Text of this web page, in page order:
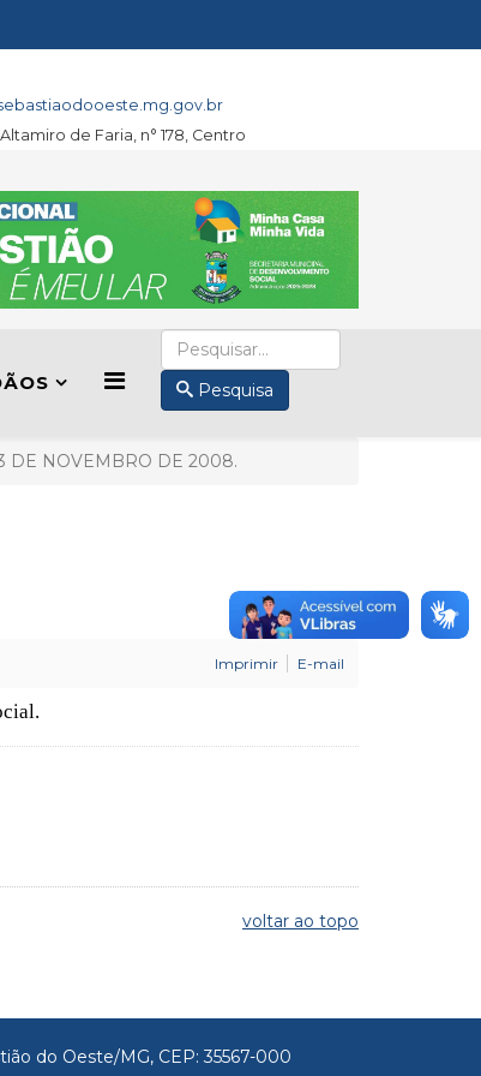
de Faria, n° 178, Centro
Pesquisa
DE NOVEMBRO DE 2008.
Imprimir E-mail
voltar ao topo
do Oeste/MG, CEP: 35567-000